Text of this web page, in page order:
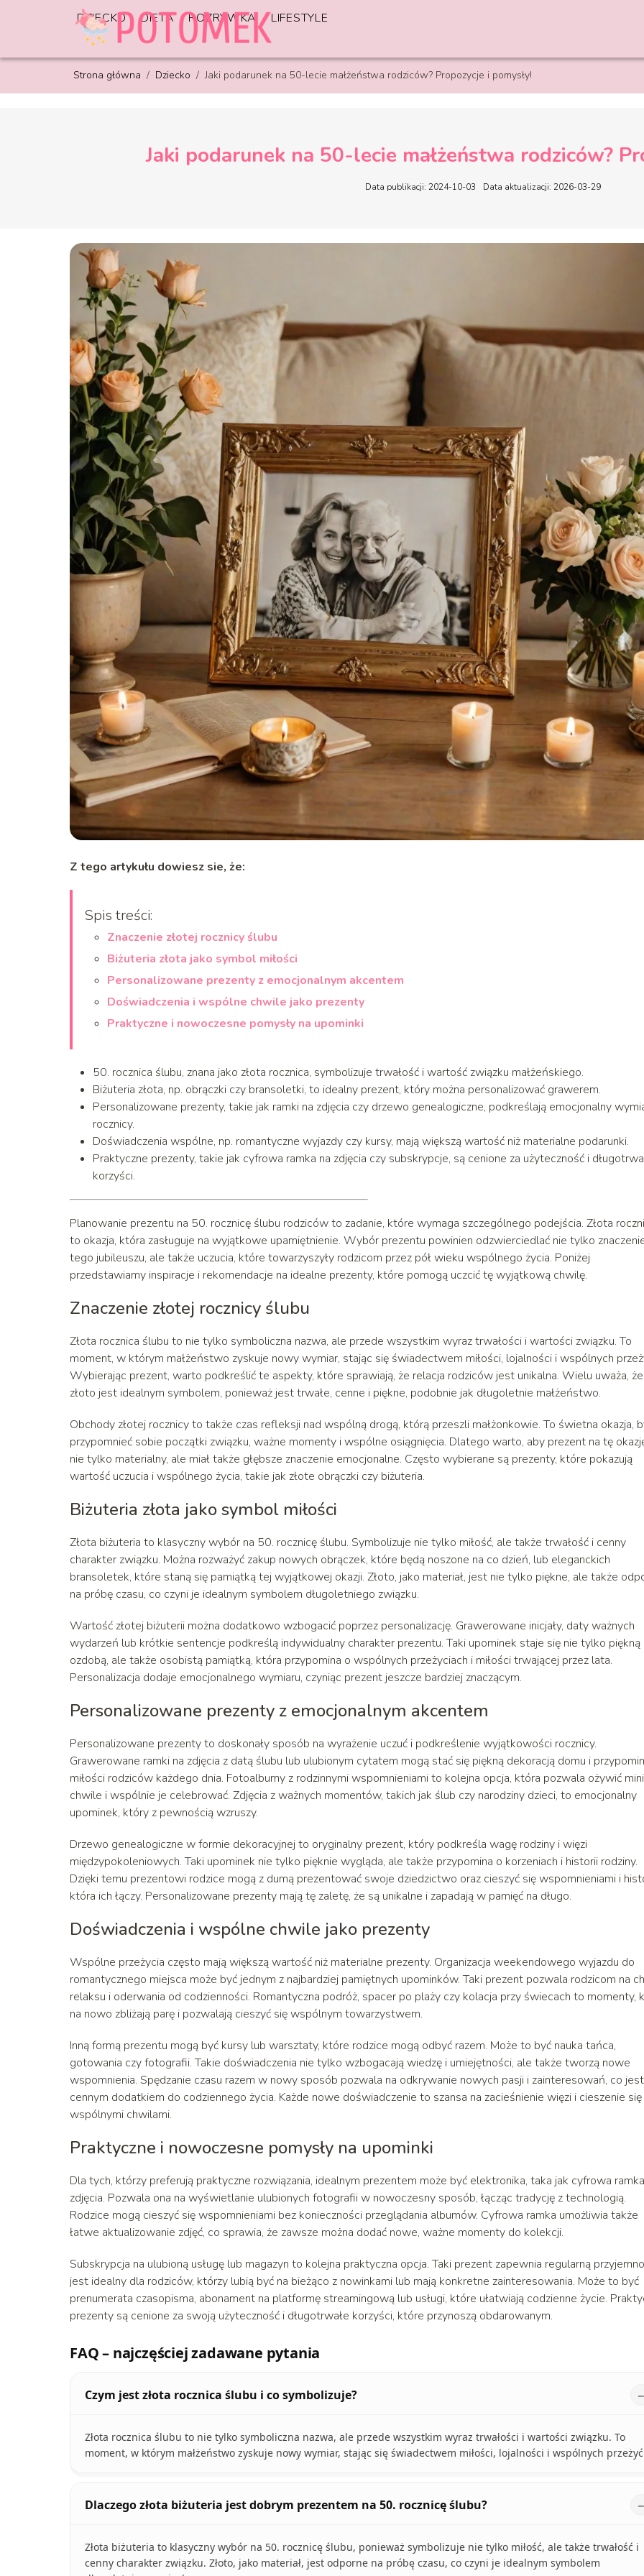
DZIECKO DIETA ROZRYWKA LIFESTYLE
Strona główna / Dziecko /Jaki podarunek na 50-lecie małżeństwa rodziców? Propozycje i pomysły!
Jaki podarunek na 50-lecie małżeństwa rodziców?
Data publikacji: 2024-10-03 Data aktualizacji: 2026-03-29
Z tego artykułu dowiesz sie, że:
Spis treści:
Znaczenie złotej rocznicy ślubu
Biżuteria złota jako symbol miłości
Personalizowane prezenty z emocjonalnym akcentem
Doświadczenia i wspólne chwile jako prezenty
Praktyczne i nowoczesne pomysły na upominki
50. rocznica ślubu, znana jako złota rocznica, symbolizuje trwałość i wartość związku małżeńskiego.
Biżuteria złota, np. obrączki czy bransoletki, to idealny prezent, który można personalizować grawerem.
Personalizowane prezenty, takie jak ramki na zdjęcia czy drzewo genealogiczne, podkreślają emocjonalny
rocznicy.
Doświadczenia wspólne, np. romantyczne wyjazdy czy kursy, mają większą wartość niż materialne podarunki.
Praktyczne prezenty, takie jak cyfrowa ramka na zdjęcia czy subskrypcje, są cenione za użyteczność i
korzyści.
Planowanie prezentu na 50. rocznicę ślubu rodziców to zadanie, które wymaga szczególnego podejścia. Złota
to okazja, która zasługuje na wyjątkowe upamiętnienie. Wybór prezentu powinien odzwierciedlać nie tylko
tego jubileuszu, ale także uczucia, które towarzyszyły rodzicom przez pół wieku wspólnego życia. Poniżej
przedstawiamy inspiracje i rekomendacje na idealne prezenty, które pomogą uczcić tę wyjątkową chwilę.
Znaczenie złotej rocznicy ślubu
Złota rocznica ślubu to nie tylko symboliczna nazwa, ale przede wszystkim wyraz trwałości i wartości związku. To
moment, w którym małżeństwo zyskuje nowy wymiar, stając się świadectwem miłości, lojalności i wspólnych
Wybierając prezent, warto podkreślić te aspekty, które sprawiają, że relacja rodziców jest unikalna. Wielu uważa, że
złoto jest idealnym symbolem, ponieważ jest trwałe, cenne i piękne, podobnie jak długoletnie małżeństwo.
Obchody złotej rocznicy to także czas refleksji nad wspólną drogą, którą przeszli małżonkowie. To świetna okazja,
przypomnieć sobie początki związku, ważne momenty i wspólne osiągnięcia. Dlatego warto, aby prezent na tę
nie tylko materialny, ale miał także głębsze znaczenie emocjonalne. Często wybierane są prezenty, które pokazują
wartość uczucia i wspólnego życia, takie jak złote obrączki czy biżuteria.
Biżuteria złota jako symbol miłości
Złota biżuteria to klasyczny wybór na 50. rocznicę ślubu. Symbolizuje nie tylko miłość, ale także trwałość i cenny
charakter związku. Można rozważyć zakup nowych obrączek, które będą noszone na co dzień, lub eleganckich
bransoletek, które staną się pamiątką tej wyjątkowej okazji. Złoto, jako materiał, jest nie tylko piękne, ale także
na próbę czasu, co czyni je idealnym symbolem długoletniego związku.
Wartość złotej biżuterii można dodatkowo wzbogacić poprzez personalizację. Grawerowane inicjały, daty ważnych
wydarzeń lub krótkie sentencje podkreślą indywidualny charakter prezentu. Taki upominek staje się nie tylko piękną
ozdobą, ale także osobistą pamiątką, która przypomina o wspólnych przeżyciach i miłości trwającej przez lata.
Personalizacja dodaje emocjonalnego wymiaru, czyniąc prezent jeszcze bardziej znaczącym.
Personalizowane prezenty z emocjonalnym akcentem
Personalizowane prezenty to doskonały sposób na wyrażenie uczuć i podkreślenie wyjątkowości rocznicy.
Grawerowane ramki na zdjęcia z datą ślubu lub ulubionym cytatem mogą stać się piękną dekoracją domu i
miłości rodziców każdego dnia. Fotoalbumy z rodzinnymi wspomnieniami to kolejna opcja, która pozwala ożywić
chwile i wspólnie je celebrować. Zdjęcia z ważnych momentów, takich jak ślub czy narodziny dzieci, to emocjonalny
upominek, który z pewnością wzruszy.
Drzewo genealogiczne w formie dekoracyjnej to oryginalny prezent, który podkreśla wagę rodziny i więzi
międzypokoleniowych. Taki upominek nie tylko pięknie wygląda, ale także przypomina o korzeniach i historii rodziny.
Dzięki temu prezentowi rodzice mogą z dumą prezentować swoje dziedzictwo oraz cieszyć się wspomnieniami i
która ich łączy. Personalizowane prezenty mają tę zaletę, że są unikalne i zapadają w pamięć na długo.
Doświadczenia i wspólne chwile jako prezenty
Wspólne przeżycia często mają większą wartość niż materialne prezenty. Organizacja weekendowego wyjazdu do
romantycznego miejsca może być jednym z najbardziej pamiętnych upominków. Taki prezent pozwala rodzicom na
relaksu i oderwania od codzienności. Romantyczna podróż, spacer po plaży czy kolacja przy świecach to momenty,
na nowo zbliżają parę i pozwalają cieszyć się wspólnym towarzystwem.
Inną formą prezentu mogą być kursy lub warsztaty, które rodzice mogą odbyć razem. Może to być nauka tańca,
gotowania czy fotografii. Takie doświadczenia nie tylko wzbogacają wiedzę i umiejętności, ale także tworzą nowe
wspomnienia. Spędzanie czasu razem w nowy sposób pozwala na odkrywanie nowych pasji i zainteresowań, co jest
cennym dodatkiem do codziennego życia. Każde nowe doświadczenie to szansa na zacieśnienie więzi i cieszenie się
wspólnymi chwilami.
Praktyczne i nowoczesne pomysły na upominki
Dla tych, którzy preferują praktyczne rozwiązania, idealnym prezentem może być elektronika, taka jak cyfrowa
zdjęcia. Pozwala ona na wyświetlanie ulubionych fotografii w nowoczesny sposób, łącząc tradycję z technologią.
Rodzice mogą cieszyć się wspomnieniami bez konieczności przeglądania albumów. Cyfrowa ramka umożliwia także
łatwe aktualizowanie zdjęć, co sprawia, że zawsze można dodać nowe, ważne momenty do kolekcji.
Subskrypcja na ulubioną usługę lub magazyn to kolejna praktyczna opcja. Taki prezent zapewnia regularną
jest idealny dla rodziców, którzy lubią być na bieżąco z nowinkami lub mają konkretne zainteresowania. Może to być
prenumerata czasopisma, abonament na platformę streamingową lub usługi, które ułatwiają codzienne życie.
prezenty są cenione za swoją użyteczność i długotrwałe korzyści, które przynoszą obdarowanym.
FAQ – najczęściej zadawane pytania
Czym jest złota rocznica ślubu i co symbolizuje?
Złota rocznica ślubu to nie tylko symboliczna nazwa, ale przede wszystkim wyraz trwałości i wartości związku. To
moment, w którym małżeństwo zyskuje nowy wymiar, stając się świadectwem miłości, lojalności i wspólnych
Dlaczego złota biżuteria jest dobrym prezentem na 50. rocznicę ślubu?
Złota biżuteria to klasyczny wybór na 50. rocznicę ślubu, ponieważ symbolizuje nie tylko miłość, ale także trwałość i
cenny charakter związku. Złoto, jako materiał, jest odporne na próbę czasu, co czyni je idealnym symbolem